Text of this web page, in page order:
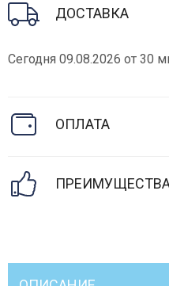
ДОСТАВКА
Сегодня 09.08.2026 от 30
ОПЛАТА